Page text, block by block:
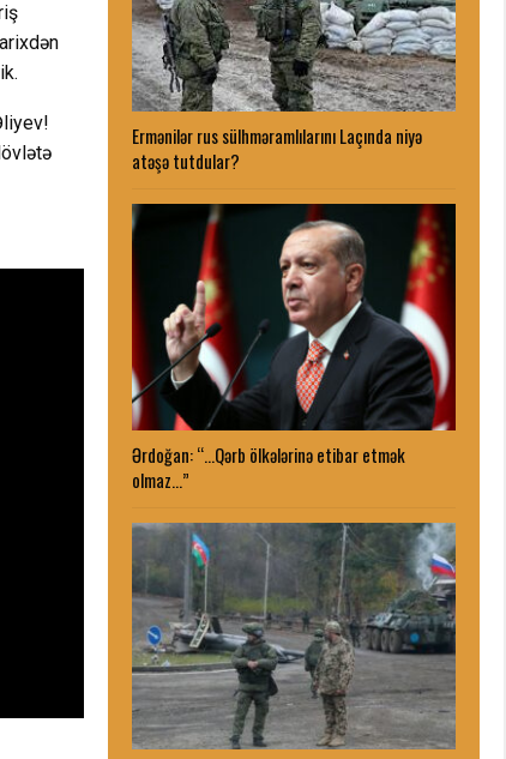
Ermənilər rus sülhməramlılarını Laçında niyə
atəşə tutdular?
Ərdoğan: “…Qərb ölkələrinə etibar etmək
olmaz…”